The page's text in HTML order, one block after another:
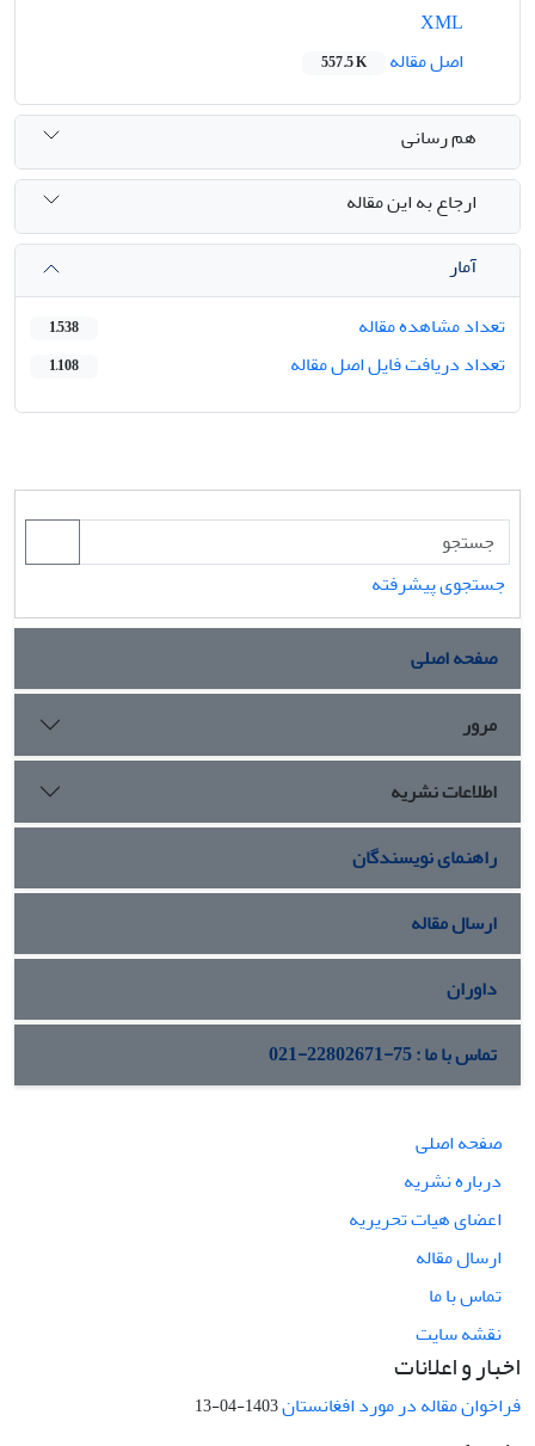
اصل مقاله
557.5 K
هم رسانی
ارجاع به این مقاله
آمار
تعداد مشاهده مقاله
1,538
تعداد دریافت فایل اصل مقاله 1,108
جستجوی پیشرفته
صفحه اصلی
مرور
اطلاعات نشریه
راهنمای نویسندگان
ارسال مقاله
داوران
تماس با ما : 75-22802671-021
صفحه اصلی
درباره نشریه
اعضای هیات تحریریه
ارسال مقاله
تماس با ما
نقشه سایت
اخبار و اعلانات
فراخوان مقاله در مورد افغانستان1403-04-13